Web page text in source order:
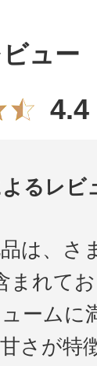
ュー
4.4
るレビ
は、さ
まれて
ームに
さが特